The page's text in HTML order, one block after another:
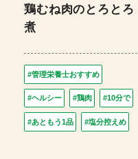
鶏むね肉のとろとろ
煮
#管理栄養士おすすめ
#ヘルシー #鶏肉 #10分で
#あともう1品 #塩分控えめ